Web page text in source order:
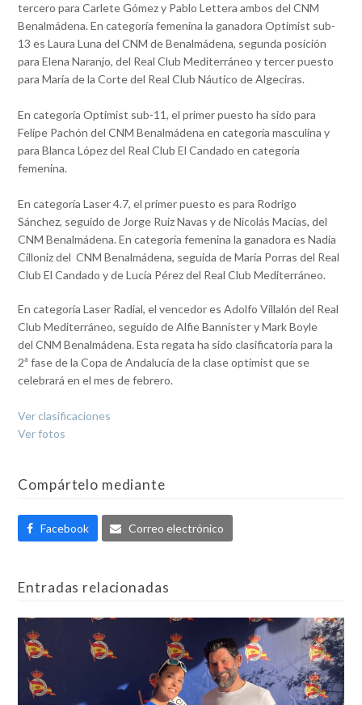
tercero para Carlete Gómez y Pablo Lettera ambos del CNM
Benalmádena. En categoría femenina la ganadora Optimist sub-
13 es Laura Luna del CNM de Benalmádena, segunda posición
para Elena Naranjo, del Real Club Mediterráneo y tercer puesto
para María de la Corte del Real Club Náutico de Algeciras.
En categoría Optimist sub-11, el primer puesto ha sido para
Felipe Pachón del CNM Benalmádena en categoría masculina y
para Blanca López del Real Club El Candado en categoría
femenina.
En categoría Laser 4.7, el primer puesto es para Rodrigo
Sánchez, seguido de Jorge Ruiz Navas y de Nicolás Macías, del
CNM Benalmádena. En categoría femenina la ganadora es Nadia
Cilloniz del CNM Benalmádena, seguida de María Porras del Real
Club El Candado y de Lucía Pérez del Real Club Mediterráneo.
En categoría Laser Radial, el vencedor es Adolfo Villalón del Real
Club Mediterráneo, seguido de Alfie Bannister y Mark Boyle
del CNM Benalmádena. Esta regata ha sido clasificatoria para la
2ª fase de la Copa de Andalucía de la clase optimist que se
celebrará en el mes de febrero.
Ver clasificaciones
Ver fotos
Compártelo mediante
Facebook Correo electrónico
Entradas relacionadas